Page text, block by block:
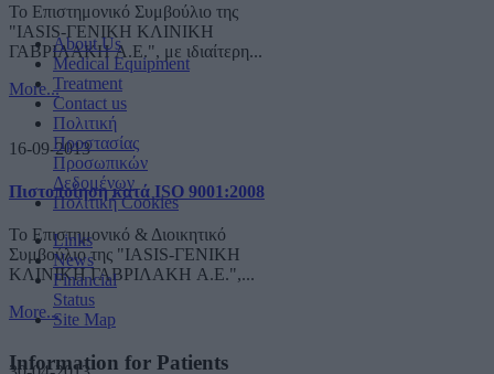
Το Επιστημονικό Συμβούλιο της
"IASIS-ΓΕΝΙΚΗ ΚΛΙΝΙΚΗ
ΓΑΒΡΙΛΑΚΗ A.E.", με ιδιαίτερη...
More...
16-09-2013
Πιστοποίηση κατά ISO 9001:2008
Το Επιστημονικό & Διοικητικό
Συμβούλιο της "IASIS-ΓΕΝΙΚΗ
ΚΛΙΝΙΚΗ ΓΑΒΡΙΛΑΚΗ A.E.",...
More...
About Us
Medical Equipment
Treatment
Contact us
Πολιτική
Προστασίας
Προσωπικών
Δεδομένων
Πολιτική Cookies
Links
News
Financial
Status
Site Map
Information for Patients